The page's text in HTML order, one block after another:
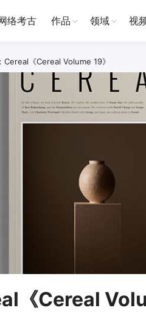
络考古 作品 领域 视
Cereal《Cereal Volume 19》
《Cereal